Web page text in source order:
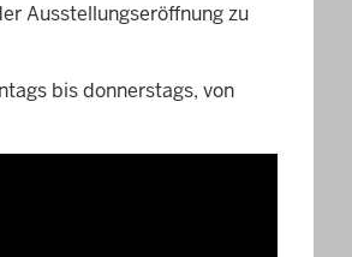
Ausstellungseröffnung zu
bis donnerstags, von